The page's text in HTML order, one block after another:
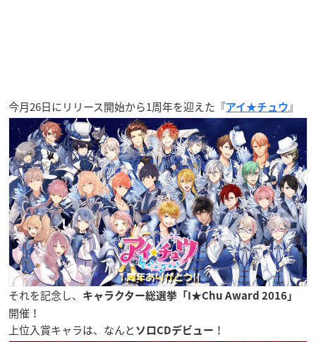
今月26日にリリース開始から1周年を迎えた『アイ★チュウ』
それを記念し、 キャラクター総選挙 「I★Chu Award 2016」
開催！
上位入賞キャラは、なんと ソロCDデビュー ！